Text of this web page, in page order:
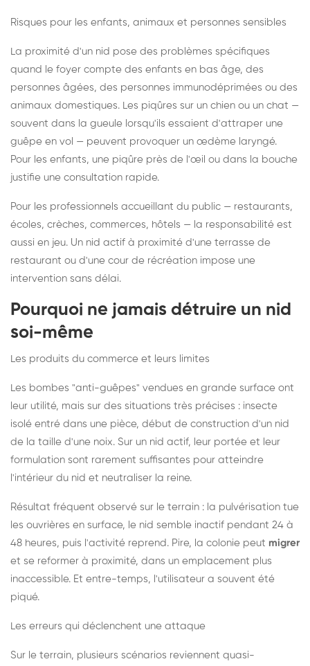
Risques pour les enfants, animaux et personnes sensibles
La proximité d'un nid pose des problèmes spécifiques
quand le foyer compte des enfants en bas âge, des
personnes âgées, des personnes immunodéprimées ou des
animaux domestiques. Les piqûres sur un chien ou un chat —
souvent dans la gueule lorsqu'ils essaient d'attraper une
guêpe en vol — peuvent provoquer un œdème laryngé.
Pour les enfants, une piqûre près de l'œil ou dans la bouche
justifie une consultation rapide.
Pour les professionnels accueillant du public — restaurants,
écoles, crèches, commerces, hôtels — la responsabilité est
aussi en jeu. Un nid actif à proximité d'une terrasse de
restaurant ou d'une cour de récréation impose une
intervention sans délai.
Pourquoi ne jamais détruire un nid
soi-même
Les produits du commerce et leurs limites
Les bombes "anti-guêpes" vendues en grande surface ont
leur utilité, mais sur des situations très précises : insecte
isolé entré dans une pièce, début de construction d'un nid
de la taille d'une noix. Sur un nid actif, leur portée et leur
formulation sont rarement suffisantes pour atteindre
l'intérieur du nid et neutraliser la reine.
Résultat fréquent observé sur le terrain : la pulvérisation tue
les ouvrières en surface, le nid semble inactif pendant 24 à
48 heures, puis l'activité reprend. Pire, la colonie peut migrer
et se reformer à proximité, dans un emplacement plus
inaccessible. Et entre-temps, l'utilisateur a souvent été
piqué.
Les erreurs qui déclenchent une attaque
Sur le terrain, plusieurs scénarios reviennent quasi-